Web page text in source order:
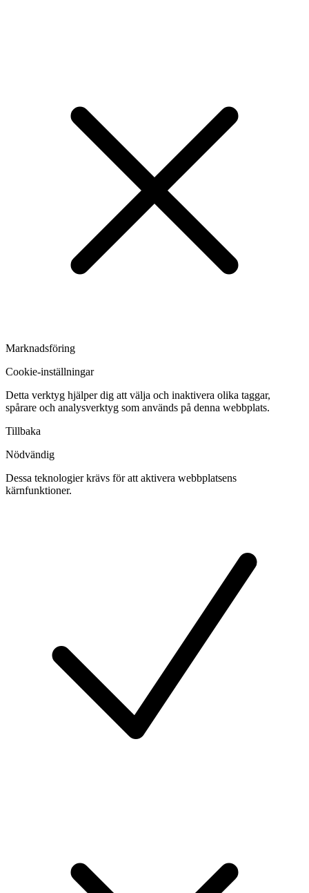
Marknadsföring
Cookie-inställningar
Detta verktyg hjälper dig att välja och inaktivera olika taggar,
spårare och analysverktyg som används på denna webbplats.
Tillbaka
Nödvändig
Dessa teknologier krävs för att aktivera webbplatsens
kärnfunktioner.